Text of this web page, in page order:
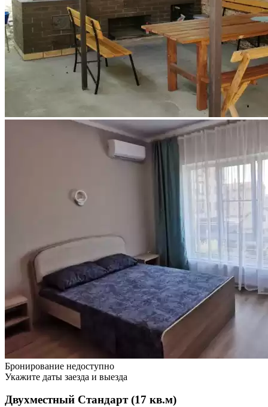
Бронирование недоступно
Укажите даты заезда и выезда
Двухместный Стандарт (17 кв.м)